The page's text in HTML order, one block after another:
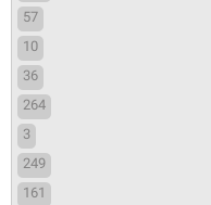
57
10
36
264
3
249
161